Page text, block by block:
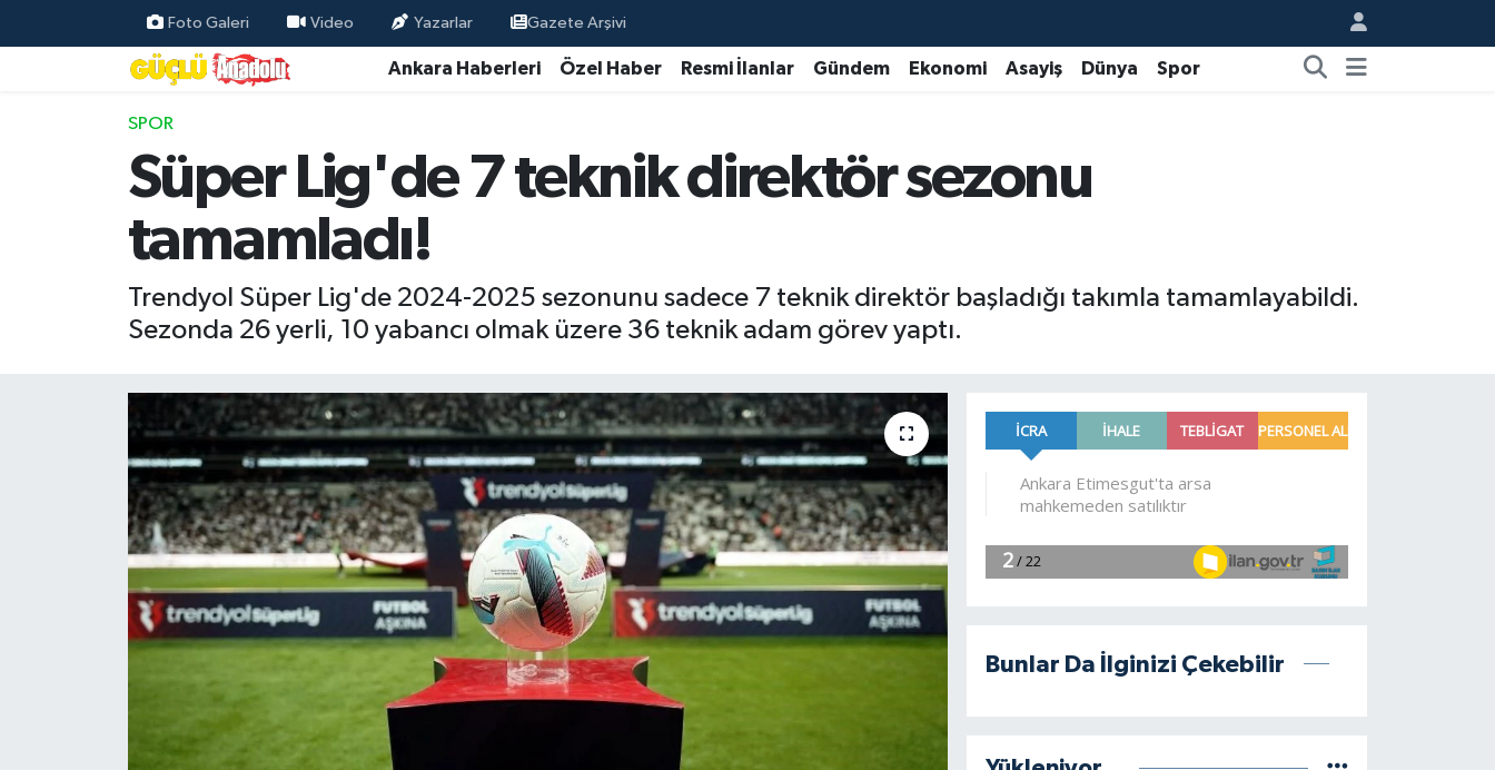
Foto Galeri Video Yazarlar Gazete Arşivi
Ankara Haberleri Özel Haber Resmi İlanlar Gündem Ekonomi Asayiş Dünya Spor
SPOR
Süper Lig'de 7 teknik direktör sezonu
tamamladı!
Trendyol Süper Lig'de 2024-2025 sezonunu sadece 7 teknik direktör başladığı takımla tamamlayabildi.
Sezonda 26 yerli, 10 yabancı olmak üzere 36 teknik adam görev yaptı.
Bunlar Da İlginizi Çekebilir
Özel Haber
Resmi İlanlar
Ekonomi
Gündem
Magazin
Burç Yorumları